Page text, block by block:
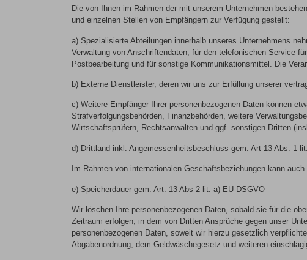
Die von Ihnen im Rahmen der mit unserem Unternehmen
und einzelnen Stellen von Empfängern zur Verfügung gestellt:
a) Spezialisierte Abteilungen innerhalb unseres Unternehmens
Verwaltung von Anschriftendaten, für den telefonischen Service
Postbearbeitung und für sonstige Kommunikationsmittel. Die
b) Externe Dienstleister, deren wir uns zur Erfüllung unserer
c) Weitere Empfänger Ihrer personenbezogenen Daten können
Strafverfolgungsbehörden, Finanzbehörden, weitere
Wirtschaftsprüfern, Rechtsanwälten und ggf. sonstigen Dritten
d) Drittland inkl. Angemessenheitsbeschluss gem. Art 13 Abs. 1
Im Rahmen von internationalen Geschäftsbeziehungen kann
e) Speicherdauer gem. Art. 13 Abs 2 lit. a) EU-DSGVO
Wir löschen Ihre personenbezogenen Daten, sobald sie für die
Zeitraum erfolgen, in dem von Dritten Ansprüche gegen unser
personenbezogenen Daten, soweit wir hierzu gesetzlich
Abgabenordnung, dem Geldwäschegesetz und weiteren